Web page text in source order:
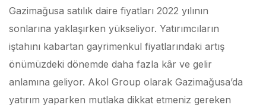
Gazimağusa satılık daire fiyatları 2022 yılının
sonlarına yaklaşırken yükseliyor. Yatırımcıların
iştahını kabartan gayrimenkul fiyatlarındaki artış
önümüzdeki dönemde daha fazla kâr ve gelir
anlamına geliyor. Akol Group olarak Gazimağusa’da
yatırım yaparken mutlaka dikkat etmeniz gereken